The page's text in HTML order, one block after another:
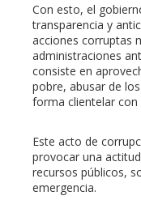
Con esto, el
transparencia y
acciones corruptas
administraciones
consiste en
pobre, abusar de
forma clientelar
Este acto de
provocar una
recursos públicos,
emergencia.